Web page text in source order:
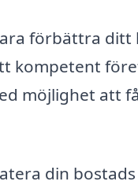
förbättra ditt
kompetent
möjlighet att
din